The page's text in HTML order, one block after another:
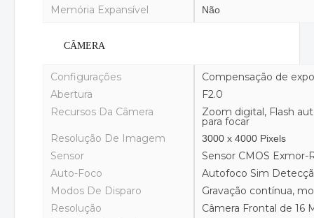
Memória Expansível
Não
CÂMERA
Configurações
Compensação de
Abertura
F2.0
Recursos Da Câmera
Zoom digital, Flash
para focar
Resolução De Imagem
3000 x 4000 Pixels
Sensor
Sensor CMOS Exmor-
Auto-Foco
Autofoco Sim
Modos De Disparo
Gravação contínua,
Resolução
Câmera Frontal de 16